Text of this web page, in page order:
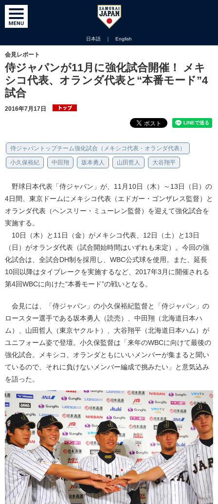
日本語 ｜ English
会見レポート
侍ジャパンが11月に強化試合開催！ メキ
シコ代表、オランダ代表と“本番モード”4
試合
2016年7月17日
侍ジャパントップチーム強化試合（メキシコ代表・オランダ代表）
小久保裕紀 中田翔 坂本勇人 山田哲人 大谷翔平
野球日本代表「侍ジャパン」が、11月10日（木）～13日（日）の
4日間、東京ドームにメキシコ代表（エドガー・ゴンザレス監督）と
オランダ代表（ヘンスリー・ミューレン監督）を迎えて強化試合を
実施する。
10日（木）と11日（金）がメキシコ代表、12日（土）と13日
（日）がオランダ代表（試合開始時間はいずれも未定）。今回の強
化試合は、全試合DH制を採用し、WBC公式球を使用。また、延長
10回以降はタイブレークを実施するなど、2017年3月に開催される
第4回WBCに向けた“本番モード”の戦いとなる。
会見には、「侍ジャパン」の小久保裕紀監督と「侍ジャパン」の
ロースター選手である坂本勇人（読売）、中田翔（北海道日本ハ
ム）、山田哲人（東京ヤクルト）、大谷翔平（北海道日本ハム）が
ユニフォーム姿で登壇。小久保監督は「来年のWBCに向けて最後の
強化試合。メキシコ、オランダともにいいメンバーが集まると聞い
ているので、それに負けないメンバー編成で挑みたい」と意気込み
を語った。